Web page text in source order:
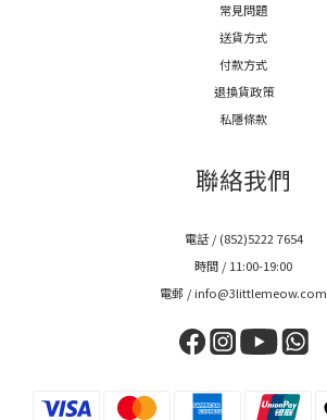
常見問題
送貨方式
付款方式
退換貨政策
私隱條款
聯絡我們
電話 / (852)5222 7654
時間 / 11:00-19:00
電郵 / info@3littlemeow.com